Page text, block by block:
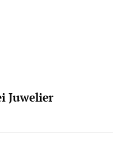
Juwelier